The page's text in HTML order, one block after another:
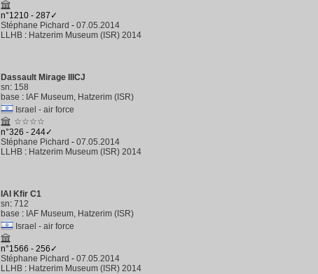
n°1210 - 287✓
Stéphane Pichard - 07.05.2014
LLHB : Hatzerim Museum (ISR) 2014
Dassault Mirage IIICJ
sn: 158
base : IAF Museum, Hatzerim (ISR)
Israel - air force
☆☆☆☆
n°326 - 244✓
Stéphane Pichard - 07.05.2014
LLHB : Hatzerim Museum (ISR) 2014
IAI Kfir C1
sn: 712
base : IAF Museum, Hatzerim (ISR)
Israel - air force
n°1566 - 256✓
Stéphane Pichard - 07.05.2014
LLHB : Hatzerim Museum (ISR) 2014